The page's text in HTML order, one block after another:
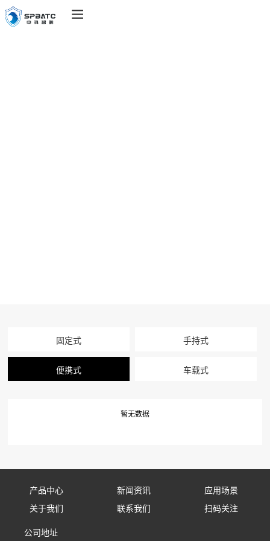
固定式 手持式
便携式 车载式
暂无数据
产品中心
固定式防御设备
手持式防御设备
新闻资讯
公司新闻
应用场景
应用场景
关于我们
公司简介
联系我们 扫码关注
公司地址